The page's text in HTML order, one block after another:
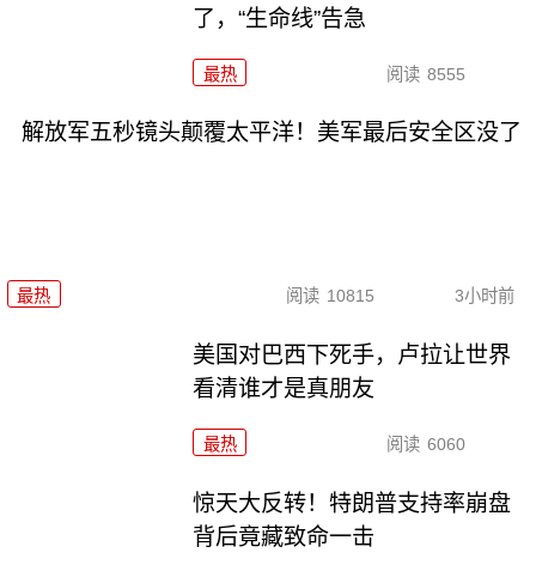
了，“生命线”告急
最热 阅读 8555
解放军五秒镜头颠覆太平洋！美军最后安全区没了
最热 阅读 10815 3小时前
美国对巴西下死手，卢拉让世界
看清谁才是真朋友
最热 阅读 6060
惊天大反转！特朗普支持率崩盘
背后竟藏致命一击